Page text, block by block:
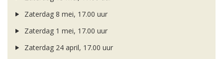
Zaterdag 8 mei, 17.00 uur
Zaterdag 1 mei, 17.00 uur
Zaterdag 24 april, 17.00 uur